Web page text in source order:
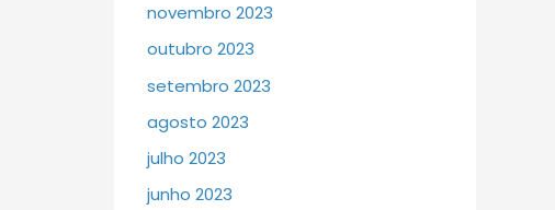
novembro 2023
outubro 2023
setembro 2023
agosto 2023
julho 2023
junho 2023